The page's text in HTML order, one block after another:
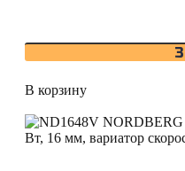
В корзину